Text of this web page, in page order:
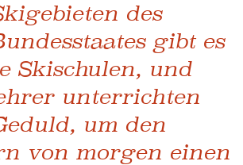
des
gibt es
Skischulen, und
unterrichten
um den
von morgen einen